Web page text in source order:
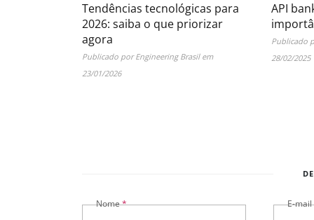
Tendências tecnológicas para
2026: saiba o que priorizar
agora
Publicado porEngineering Brasilem
23/01/2026
API
Publicado
28/02/2025
Nome* E-mail